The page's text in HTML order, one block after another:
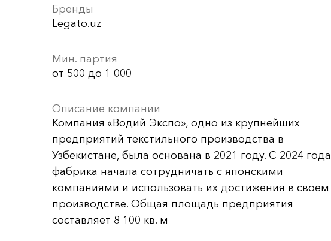
Бренды
Legato.uz
Мин. партия
от 500 до 1 000
Описание компании
Компания «Водий Экспо», одно из крупнейших
предприятий текстильного производства в
Узбекистане, была основана в 2021 году. С 2024 года
фабрика начала сотрудничать с японскими
компаниями и использовать их достижения в своем
производстве. Общая площадь предприятия
составляет 8 100 кв. м